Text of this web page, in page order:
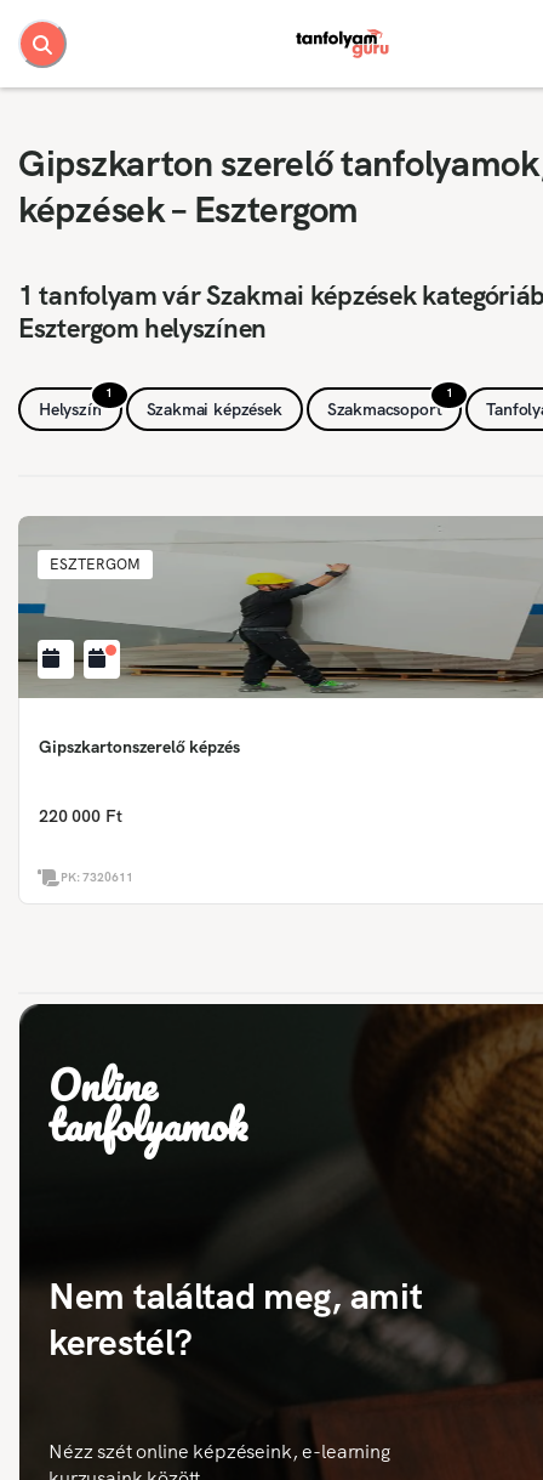
Gipszkarton szerelő
képzések – Esztergom
1 tanfolyam vár Szakmai képzések
Esztergom helyszínen
1
Helyszín Szakmai képzések
1
Szakmacsoport
ESZTERGOM
Gipszkartonszerelő képzés
220 000 Ft
PK:7320611
Online
tanfolyamok
Nem találtad meg, amit
kerestél?
Nézz szét online képzéseink, e-learning